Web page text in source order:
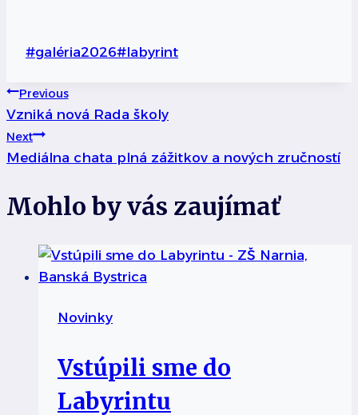
Post
#galéria2026#labyrint
Navigácia
v
článku
Previous
Vzniká nová Rada školy
Next
Mediálna chata plná zážitkov a nových zručností
Mohlo by vás zaujímať
Novinky
Vstúpili sme do
Labyrintu